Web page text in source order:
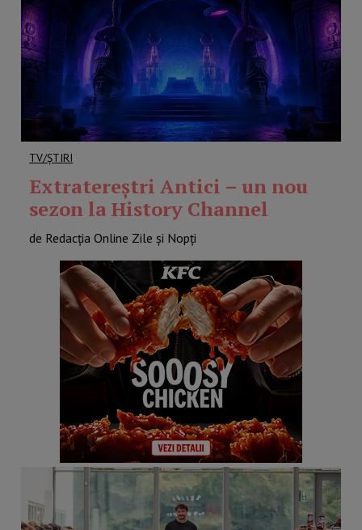
TV/ȘTIRI
Extratereștri Antici – un nou
sezon la History Channel
de Redacția Online Zile și Nopți